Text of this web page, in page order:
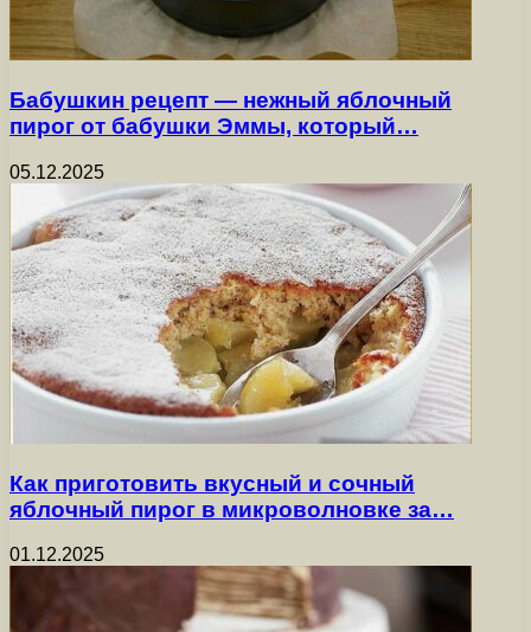
Бабушкин рецепт — нежный яблочный
пирог от бабушки Эммы, который…
05.12.2025
Как приготовить вкусный и сочный
яблочный пирог в микроволновке за…
01.12.2025